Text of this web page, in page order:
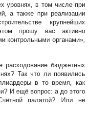
уровнях, в том числе при
а также при реализации
крупнейших
прошу вас активно
контрольными органами»,
расходование бюджетных
Так что ли появились
в то время, как
И ещё вопрос: а до этого
палатой? Или не